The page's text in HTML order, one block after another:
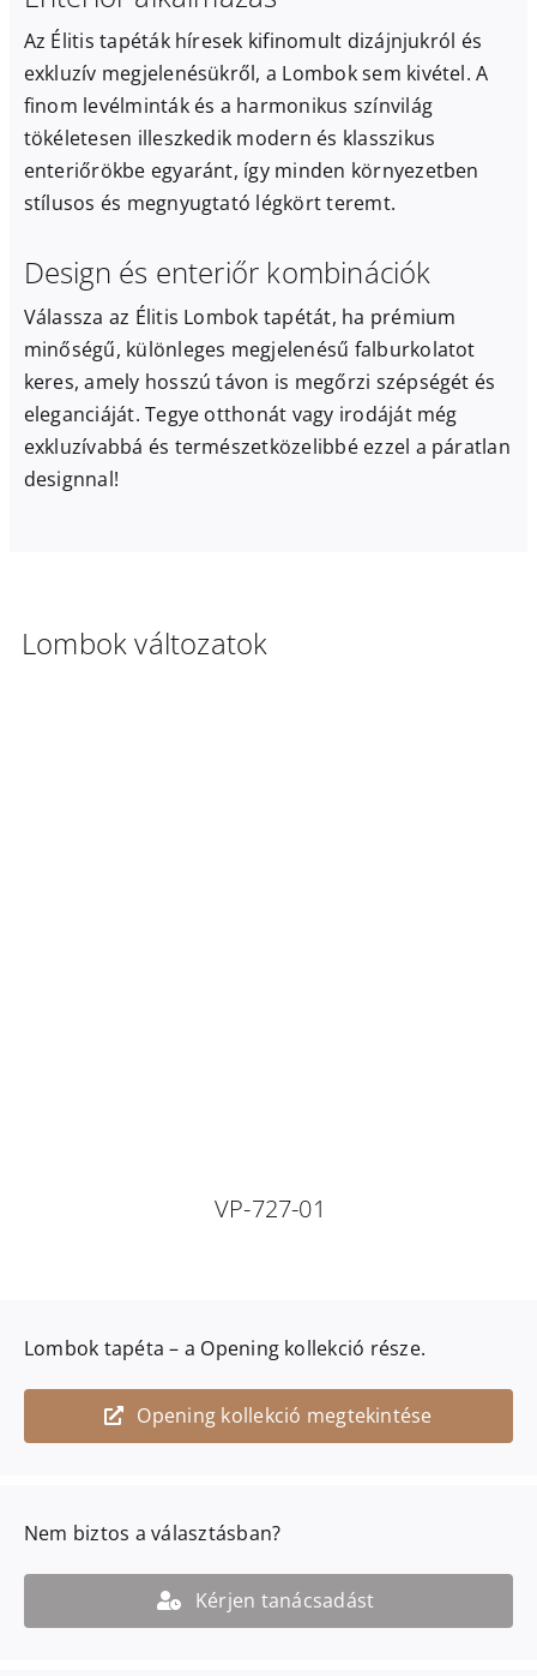
Az Élitis tapéták híresek kifinomult dizájnjukról és
exkluzív megjelenésükről, a Lombok sem kivétel. A
finom levélminták és a harmonikus színvilág
tökéletesen illeszkedik modern és klasszikus
enteriőrökbe egyaránt, így minden környezetben
stílusos és megnyugtató légkört teremt.
Design és enteriőr kombinációk
Válassza az Élitis Lombok tapétát, ha prémium
minőségű, különleges megjelenésű falburkolatot
keres, amely hosszú távon is megőrzi szépségét és
eleganciáját. Tegye otthonát vagy irodáját még
exkluzívabbá és természetközelibbé ezzel a páratlan
designnal!
Lombok változatok
VP-727-01
Lombok tapéta – a Opening kollekció része.
Opening kollekció megtekintése
Nem biztos a választásban?
Kérjen tanácsadást